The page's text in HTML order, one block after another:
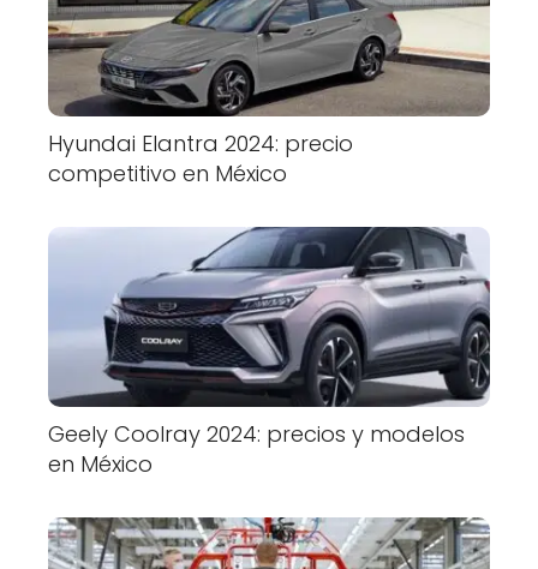
Hyundai Elantra 2024: precio
competitivo en México
Geely Coolray 2024: precios y modelos
en México